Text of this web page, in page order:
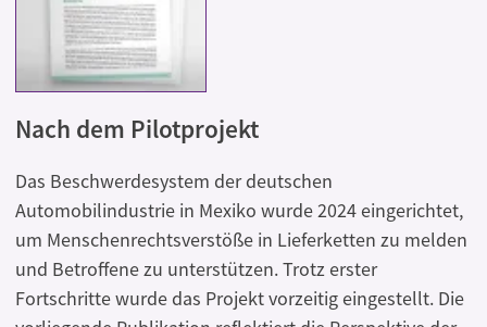
Nach dem Pilotprojekt
Das Beschwerdesystem der deutschen
Automobilindustrie in Mexiko wurde 2024 eingerichtet,
um Menschenrechtsverstöße in Lieferketten zu melden
und Betroffene zu unterstützen. Trotz erster
Fortschritte wurde das Projekt vorzeitig eingestellt. Die